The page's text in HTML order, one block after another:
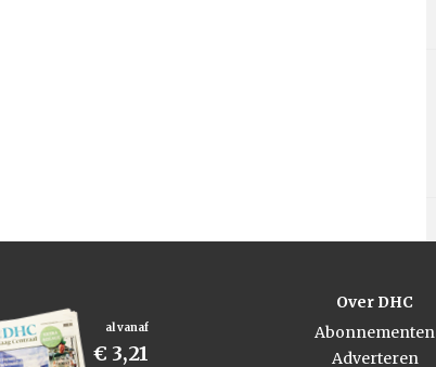
al vanaf
€ 3,21
Over DHC
Abonnementen
Adverteren